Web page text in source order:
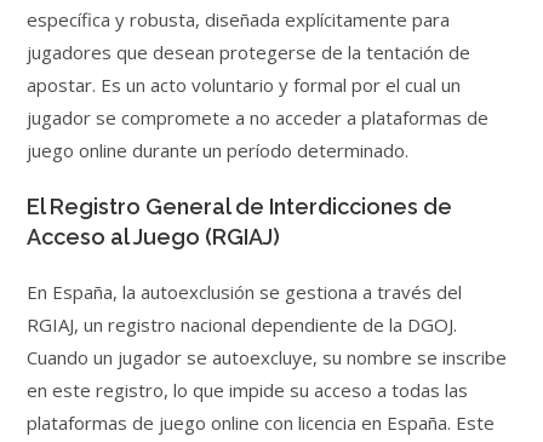
específica y robusta, diseñada explícitamente para
jugadores que desean protegerse de la tentación de
apostar. Es un acto voluntario y formal por el cual un
jugador se compromete a no acceder a plataformas de
juego online durante un período determinado.
El Registro General de Interdicciones de
Acceso al Juego (RGIAJ)
En España, la autoexclusión se gestiona a través del
RGIAJ, un registro nacional dependiente de la DGOJ.
Cuando un jugador se autoexcluye, su nombre se inscribe
en este registro, lo que impide su acceso a todas las
plataformas de juego online con licencia en España. Este